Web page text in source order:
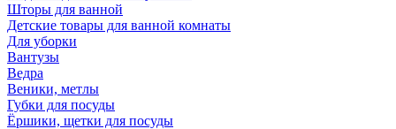
Шторы для ванной
Детские товары для ванной комнаты
Для уборки
Вантузы
Ведра
Веники, метлы
Губки для посуды
Ёршики, щетки для посуды